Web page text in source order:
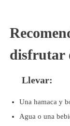
disfrutar
Llevar:
Una hamaca y
Agua o una